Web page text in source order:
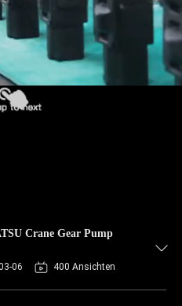
Crane Gear Pump
06 400 Ansichten